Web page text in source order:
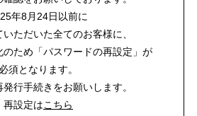
年8月24日以前に
ただいた全てのお客様に、
のため「パスワードの再設定」が
必須となります。
行手続きをお願いします。
再設定はこちら